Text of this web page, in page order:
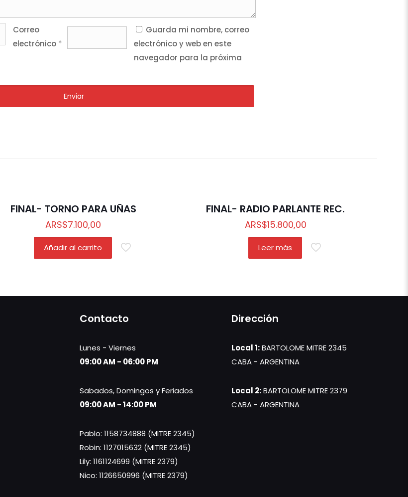
Correo
electrónico *
Guarda mi nombre, correo
electrónico y web en este
navegador para la próxima
FINAL- TORNO PARA UÑAS
ARS$7.100,00
Añadir al carrito
FINAL- RADIO PARLANTE REC.
ARS$15.800,00
Leer más
Contacto
Lunes - Viernes
09:00 AM - 06:00 PM
Sabados, Domingos y Feriados
09:00 AM - 14:00 PM
Pablo: 1158734888 (MITRE 2345)
Robin: 1127015632 (MITRE 2345)
Lily: 1161124699 (MITRE 2379)
Nico: 1126650996 (MITRE 2379)
Dirección
Local 1:BARTOLOME MITRE 2345
CABA - ARGENTINA
Local 2:BARTOLOME MITRE 2379
CABA - ARGENTINA